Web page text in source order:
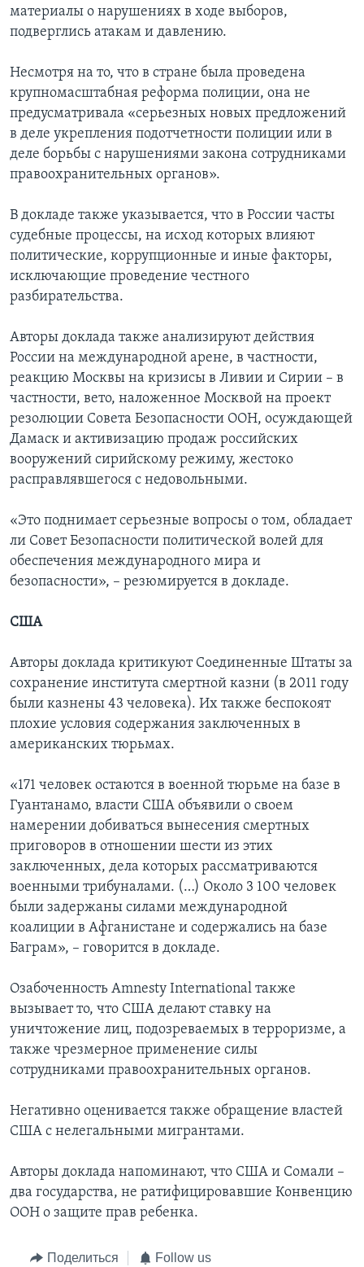
материалы о нарушениях в ходе выборов,
подверглись атакам и давлению.
Несмотря на то, что в стране была проведена
крупномасштабная реформа полиции, она не
предусматривала «серьезных новых предложений
в деле укрепления подотчетности полиции или в
деле борьбы с нарушениями закона сотрудниками
правоохранительных органов».
В докладе также указывается, что в России часты
судебные процессы, на исход которых влияют
политические, коррупционные и иные факторы,
исключающие проведение честного
разбирательства.
Авторы доклада также анализируют действия
России на международной арене, в частности,
реакцию Москвы на кризисы в Ливии и Сирии – в
частности, вето, наложенное Москвой на проект
резолюции Совета Безопасности ООН, осуждающей
Дамаск и активизацию продаж российских
вооружений сирийскому режиму, жестоко
расправлявшегося с недовольными.
«Это поднимает серьезные вопросы о том, обладает
ли Совет Безопасности политической волей для
обеспечения международного мира и
безопасности», – резюмируется в докладе.
США
Авторы доклада критикуют Соединенные Штаты за
сохранение института смертной казни (в 2011 году
были казнены 43 человека). Их также беспокоят
плохие условия содержания заключенных в
американских тюрьмах.
«171 человек остаются в военной тюрьме на базе в
Гуантанамо, власти США объявили о своем
намерении добиваться вынесения смертных
приговоров в отношении шести из этих
заключенных, дела которых рассматриваются
военными трибуналами. (…) Около 3 100 человек
были задержаны силами международной
коалиции в Афганистане и содержались на базе
Баграм», – говорится в докладе.
Озабоченность Amnesty International также
вызывает то, что США делают ставку на
уничтожение лиц, подозреваемых в терроризме, а
также чрезмерное применение силы
сотрудниками правоохранительных органов.
Негативно оценивается также обращение властей
США с нелегальными мигрантами.
Авторы доклада напоминают, что США и Сомали –
два государства, не ратифицировавшие Конвенцию
ООН о защите прав ребенка.
Поделиться Follow us